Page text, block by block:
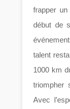
frapper
début de
talent
1000 km
triompher
Avec